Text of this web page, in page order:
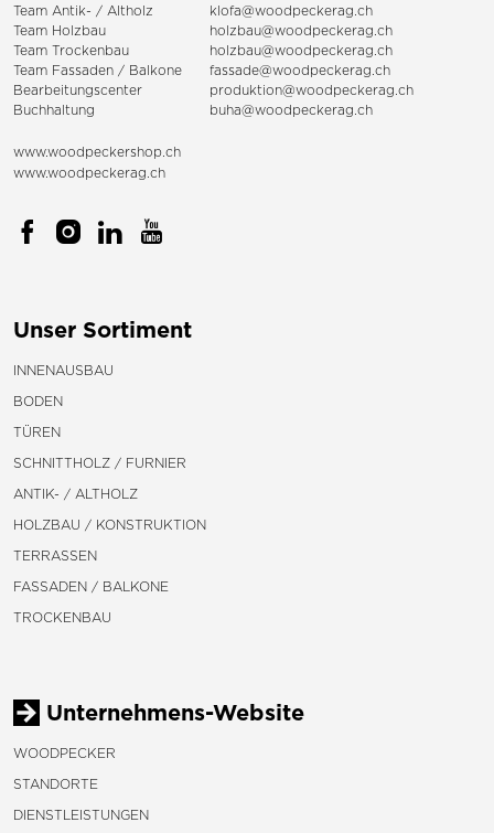
Team Antik- / Altholz
klofa@woodpeckerag.ch
Team Holzbau
holzbau@woodpeckerag.ch
Team Trockenbau
holzbau@woodpeckerag.ch
Team Fassaden / Balkone
fassade@woodpeckerag.ch
Bearbeitungscenter
produktion@woodpeckerag.ch
Buchhaltung
buha@woodpeckerag.ch
www.woodpeckershop.ch
www.woodpeckerag.ch
Unser Sortiment
INNENAUSBAU
BODEN
TÜREN
SCHNITTHOLZ / FURNIER
ANTIK- / ALTHOLZ
HOLZBAU / KONSTRUKTION
TERRASSEN
FASSADEN / BALKONE
TROCKENBAU
Unternehmens-Website
WOODPECKER
STANDORTE
DIENSTLEISTUNGEN